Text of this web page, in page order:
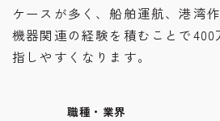
ケースが多く、船舶運航、港湾
機器関連の経験を積むことで400
指しやすくなります。
職種・業界